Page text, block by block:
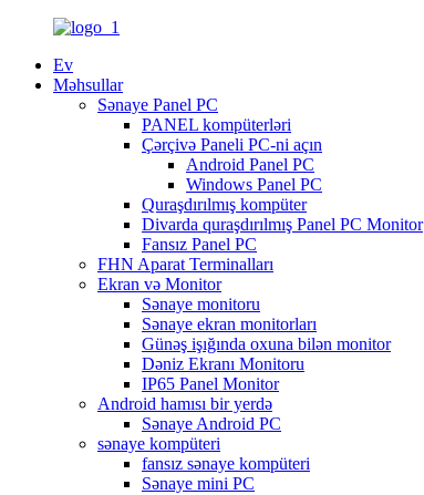
Ev
Məhsullar
Sənaye Panel PC
PANEL kompüterləri
Çərçivə Paneli PC-ni açın
Android Panel PC
Windows Panel PC
Quraşdırılmış kompüter
Divarda quraşdırılmış Panel PC Monitor
Fansız Panel PC
FHN Aparat Terminalları
Ekran və Monitor
Sənaye monitoru
Sənaye ekran monitorları
Günəş işığında oxuna bilən monitor
Dəniz Ekranı Monitoru
IP65 Panel Monitor
Android hamısı bir yerdə
Sənaye Android PC
sənaye kompüteri
fansız sənaye kompüteri
Sənaye mini PC